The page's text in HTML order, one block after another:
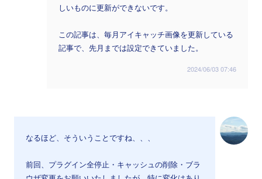
しいものに更新ができないです。
この記事は、毎月アイキャッチ画像を更新している
記事で、先月までは設定できていました。
2024/06/03 07:46
なるほど、そういうことですね、、、
前回、プラグイン全停止・キャッシュの削除・ブラ